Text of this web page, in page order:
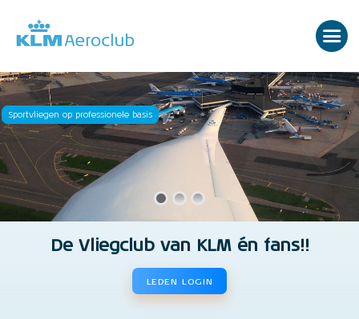
Sportvliegen op professionele basis
De Vliegclub van KLM én fans!!
LEDEN LOGIN